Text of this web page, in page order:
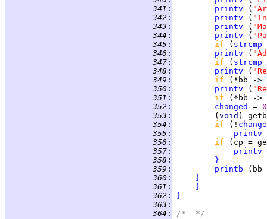
341 : printv (
342 : printv (
343 : printv (
344 : printv (
345 : if ( strcmp
346 : printv (
347 : if ( strcmp
348 : printv (
349 :
if
350 : printv (
351 : if
(*bb -
352 : changed = 0
353 :
         (
void )
354 : if (!
355 : printv
356 :
if
357 : printv
358 :
}
359 :
printb
360 :
}
361 :
}
362 :
}
363 :
364 :
/*  */